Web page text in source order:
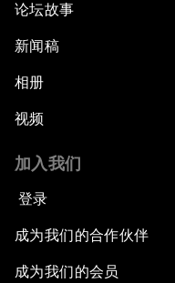
论坛故事
新闻稿
相册
视频
加入我们
登录
成为我们的合作伙伴
成为我们的会员